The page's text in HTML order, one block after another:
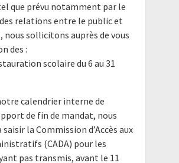
que prévu notamment par le
relations entre le public et
sollicitons auprès de vous
des :
scolaire du 6 au 31
calendrier interne de
de fin de mandat, nous
la Commission d’Accès aux
(CADA) pour les
pas transmis, avant le 11